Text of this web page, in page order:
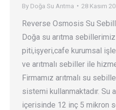
By Doğa Su Arıtma 28 Kasım
Reverse Osmosis Su
Doğa su arıtma
piti,işyeri,cafe kurumsal
ve arıtmalı sebiller ile
Firmamız arıtmalı su
sistemi kullanmaktadır. Su
içerisinde 12 inç 5 mikron